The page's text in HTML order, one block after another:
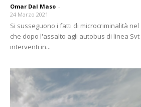
Omar Dal Maso -
24 Marzo 2021
Si susseguono i fatti di microcriminalità
che dopo l'assalto agli autobus di linea
interventi in...